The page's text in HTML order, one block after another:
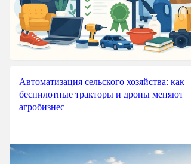
Автоматизация сельского хозяйства: как
беспилотные тракторы и дроны меняют
агробизнес